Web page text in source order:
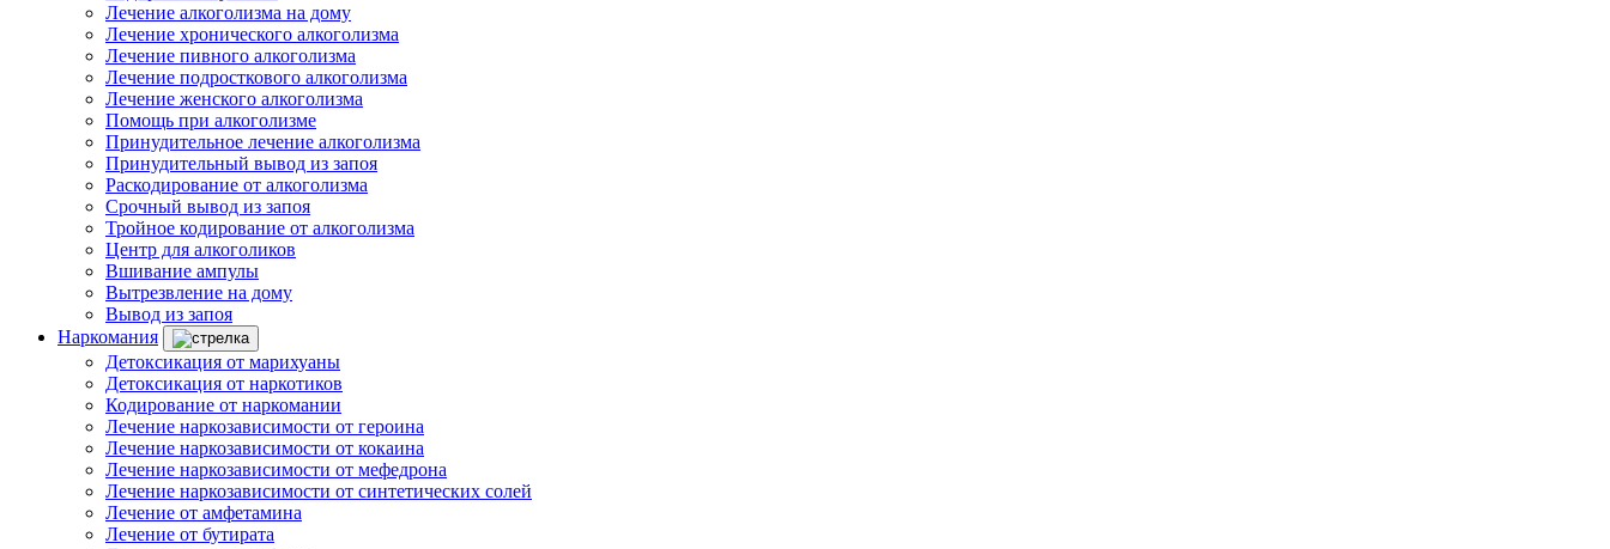
Лечение алкоголизма на дому
Лечение хронического алкоголизма
Лечение пивного алкоголизма
Лечение подросткового алкоголизма
Лечение женского алкоголизма
Помощь при алкоголизме
Принудительное лечение алкоголизма
Принудительный вывод из запоя
Раскодирование от алкоголизма
Срочный вывод из запоя
Тройное кодирование от алкоголизма
Центр для алкоголиков
Вшивание ампулы
Вытрезвление на дому
Вывод из запоя
Наркомания
Детоксикация от марихуаны
Детоксикация от наркотиков
Кодирование от наркомании
Лечение наркозависимости от героина
Лечение наркозависимости от кокаина
Лечение наркозависимости от мефедрона
Лечение наркозависимости от синтетических солей
Лечение от амфетамина
Лечение от бутирата